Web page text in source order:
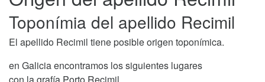
Toponímia del apellido Recimil
El apellido Recimil tiene posible origen toponímica.
en Galicia encontramos los siguientes lugares